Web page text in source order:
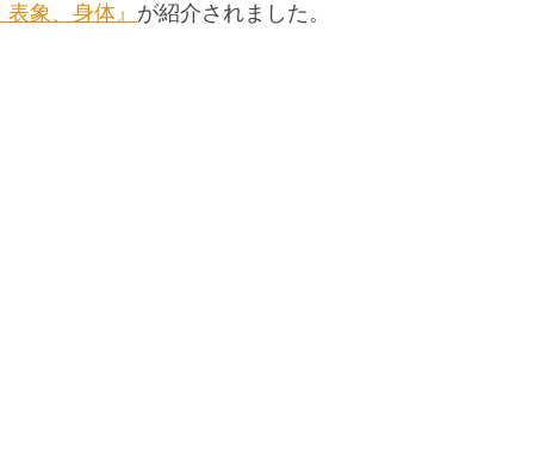
象、身体』 が紹介されました。